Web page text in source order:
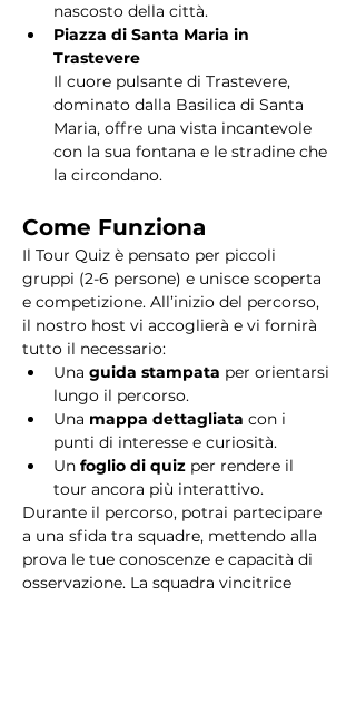
nascosto della città.
Piazza di Santa Maria in
Trastevere
Il cuore pulsante di Trastevere,
dominato dalla Basilica di Santa
Maria, offre una vista incantevole
con la sua fontana e le stradine che
la circondano.
Come Funziona
Il Tour Quiz è pensato per piccoli
gruppi (2-6 persone) e unisce scoperta
e competizione. All’inizio del percorso,
il nostro host vi accoglierà e vi fornirà
tutto il necessario:
Una guida stampata per orientarsi
lungo il percorso.
Una mappa dettagliata con i
punti di interesse e curiosità.
Un foglio di quiz per rendere il
tour ancora più interattivo.
Durante il percorso, potrai partecipare
a una sfida tra squadre, mettendo alla
prova le tue conoscenze e capacità di
osservazione. La squadra vincitrice